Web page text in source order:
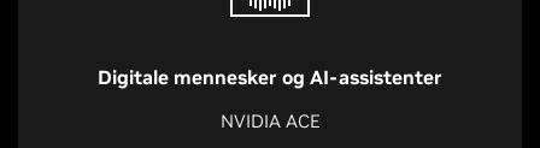
Digitale mennesker og AI-assistenter
NVIDIA ACE